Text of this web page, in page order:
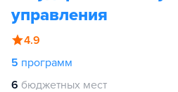
управления
4.9
5 программ
6 бюджетных мест